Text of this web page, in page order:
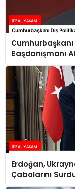
Başdanışmanı
Konuştu
Erdoğan,
Çabalarını